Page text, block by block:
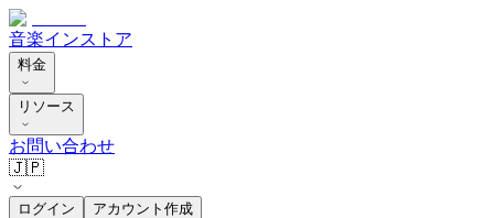
音楽インストア
料金
リソース
お問い合わせ
🇯🇵
ログイン アカウント作成